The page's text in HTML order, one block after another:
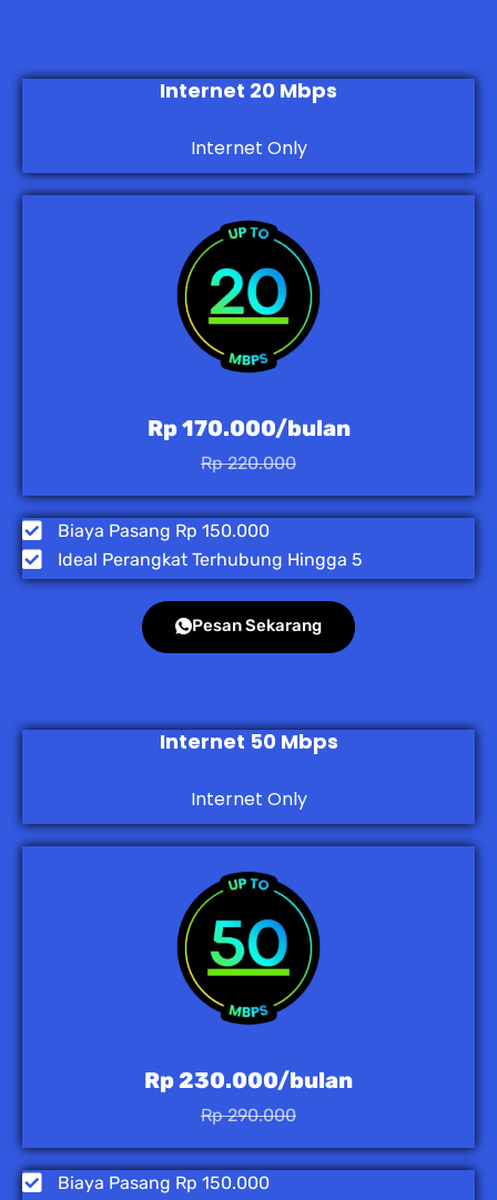
Internet 20 Mbps
Internet Only
Rp 170.000/bulan
Rp 220.000
Biaya Pasang Rp 150.000
Ideal Perangkat Terhubung Hingga 5
Pesan Sekarang
Internet 50 Mbps
Internet Only
Rp 230.000/bulan
Rp 290.000
Biaya Pasang Rp 150.000